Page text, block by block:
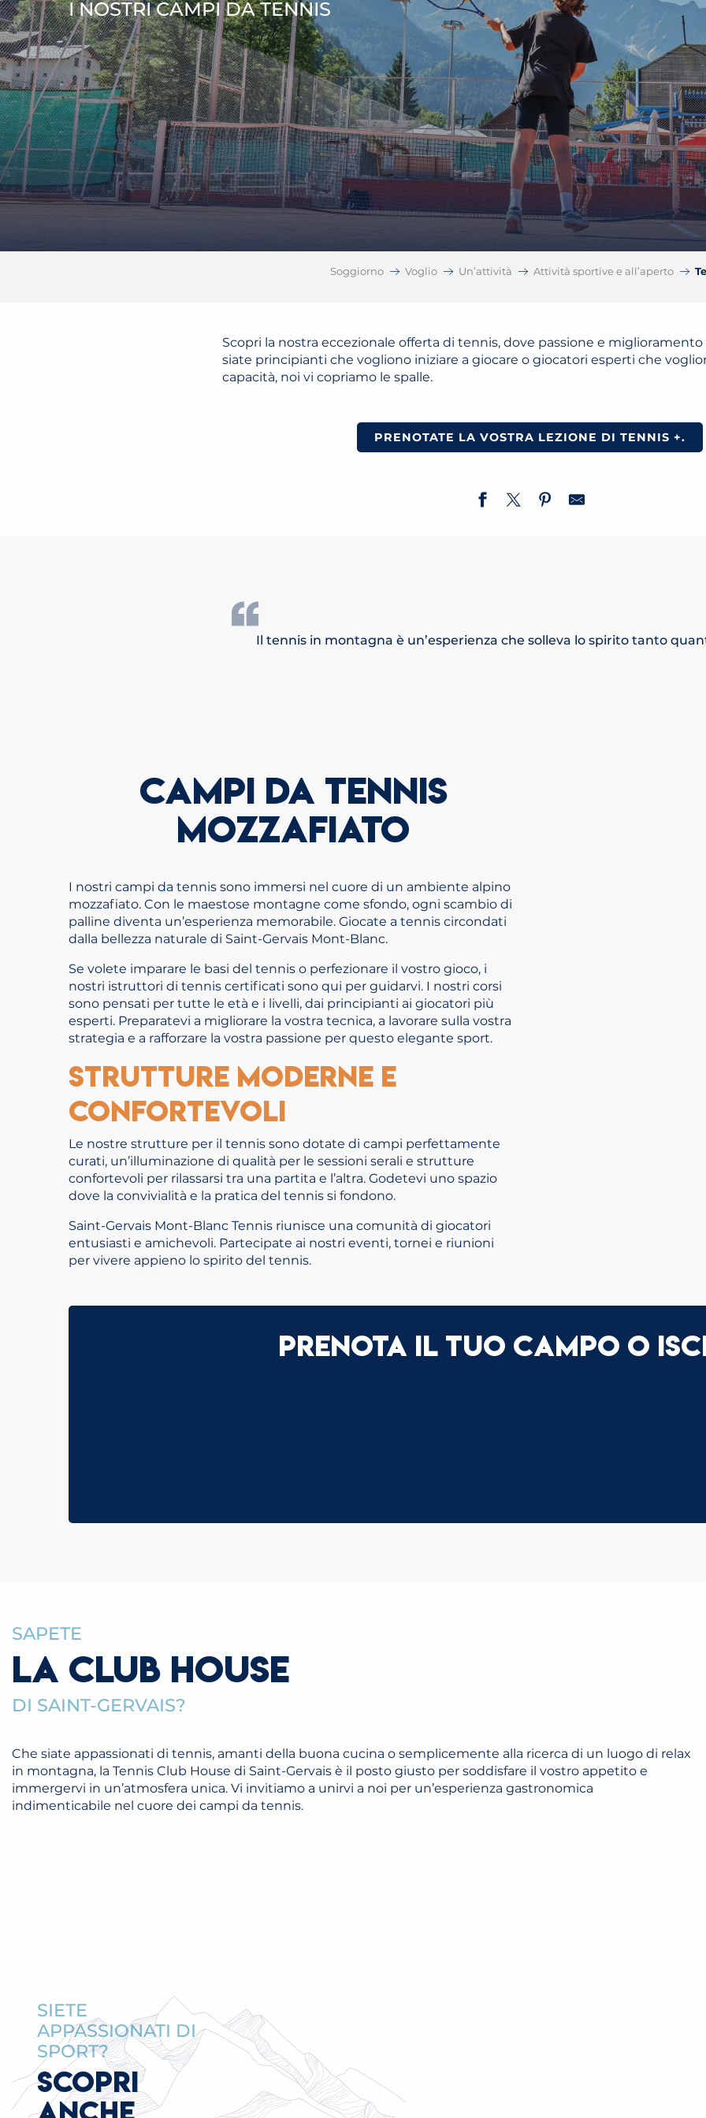
I NOSTRI CAMPI DA TENNIS
Soggiorno Voglio Un’attività Attività sportive e all’aperto
Scopri la nostra eccezionale offerta di tennis, dove passione e
siate principianti che vogliono iniziare a giocare o giocatori esperti che
capacità, noi vi copriamo le spalle.
PRENOTATE LA VOSTRA LEZIONE DI TENNIS +.
Il tennis in montagna è un’esperienza che solleva lo spirito tanto
CAMPI DA TENNIS
MOZZAFIATO
I nostri campi da tennis sono immersi nel cuore di un ambiente alpino
mozzafiato. Con le maestose montagne come sfondo, ogni scambio di
palline diventa un’esperienza memorabile. Giocate a tennis circondati
dalla bellezza naturale di Saint-Gervais Mont-Blanc.
Se volete imparare le basi del tennis o perfezionare il vostro gioco, i
nostri istruttori di tennis certificati sono qui per guidarvi. I nostri corsi
sono pensati per tutte le età e i livelli, dai principianti ai giocatori più
esperti. Preparatevi a migliorare la vostra tecnica, a lavorare sulla vostra
strategia e a rafforzare la vostra passione per questo elegante sport.
Strutture moderne e
confortevoli
Le nostre strutture per il tennis sono dotate di campi perfettamente
curati, un’illuminazione di qualità per le sessioni serali e strutture
confortevoli per rilassarsi tra una partita e l’altra. Godetevi uno spazio
dove la convivialità e la pratica del tennis si fondono.
Saint-Gervais Mont-Blanc Tennis riunisce una comunità di giocatori
entusiasti e amichevoli. Partecipate ai nostri eventi, tornei e riunioni
per vivere appieno lo spirito del tennis.
Prenota il tuo campo o
SAPETE
LA CLUB HOUSE
DI SAINT-GERVAIS?
Che siate appassionati di tennis, amanti della buona cucina o semplicemente alla ricerca di un luogo di relax
in montagna, la Tennis Club House di Saint-Gervais è il posto giusto per soddisfare il vostro appetito e
immergervi in un’atmosfera unica. Vi invitiamo a unirvi a noi per un’esperienza gastronomica
indimenticabile nel cuore dei campi da tennis.
LEÇONS INDIVIDUELLES ET COLLECTIVES DE TENNIS
SIETE
APPASSIONATI DI
SPORT?
SCOPRI